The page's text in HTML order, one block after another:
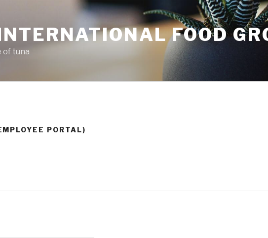
FOOD
of tuna
PORTAL)